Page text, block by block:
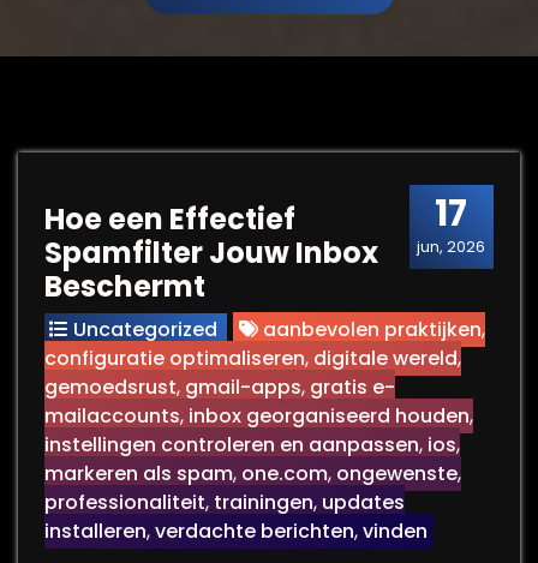
17
jun, 2026
Hoe een Effectief
Spamfilter Jouw Inbox
Beschermt
Uncategorized aanbevolen praktijken,
configuratie optimaliseren, digitale wereld,
gemoedsrust, gmail-apps, gratis e-
mailaccounts, inbox georganiseerd houden,
instellingen controleren en aanpassen, ios,
markeren als spam, one.com, ongewenste,
professionaliteit, trainingen, updates
installeren,verdachte berichten,vinden